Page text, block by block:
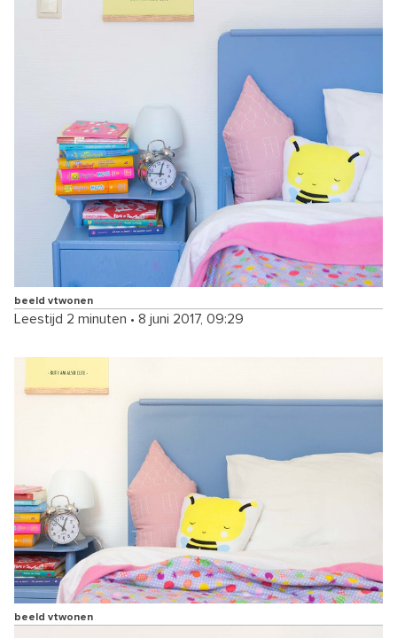
beeld vtwonen
Leestijd 2 minuten • 8 juni 2017, 09:29
beeld vtwonen